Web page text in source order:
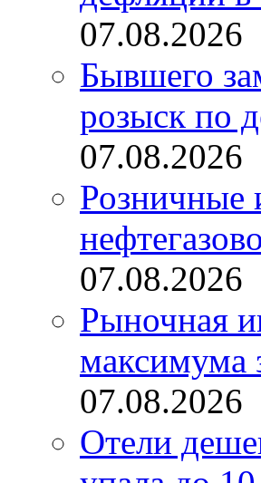
07.08.2026
Бывшего
розыск по
07.08.2026
Розничные
07.08.2026
Рыночная
максимума
07.08.2026
Отели